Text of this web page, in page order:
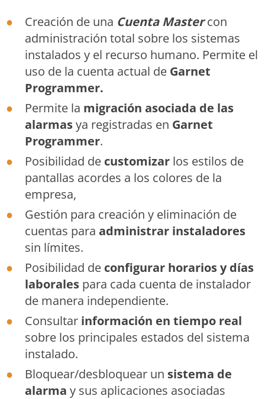
Creación de una Cuenta Mastercon
administración total sobre los sistemas
instalados y el recurso humano. Permite el
uso de la cuenta actual de Garnet
Programmer.
Permite la migración asociada de las
alarmasya registradas en Garnet
Programmer.
Posibilidad de customizar los estilos de
pantallas acordes a los colores de la
empresa,
Gestión para creación y eliminación de
cuentas para administrar instaladores
sin límites.
Posibilidad de configurar horarios y días
laborales para cada cuenta de instalador
de manera independiente.
Consultar información en tiempo real
sobre los principales estados del sistema
instalado.
Bloquear/desbloquear un sistema de
alarma y sus aplicaciones asociadas